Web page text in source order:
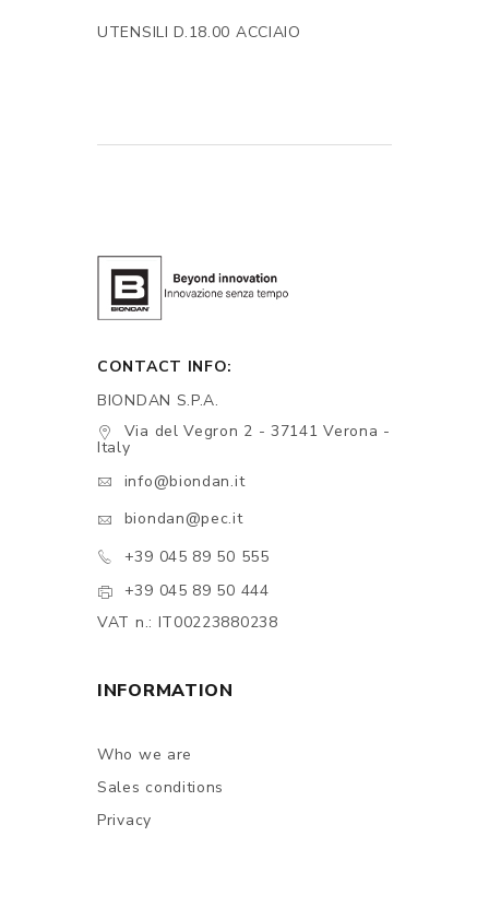
UTENSILI D.18.00 ACCIAIO
CONTACT INFO:
BIONDAN S.P.A.
Via del Vegron 2 - 37141 Verona -
Italy
info@biondan.it
biondan@pec.it
+39 045 89 50 555
+39 045 89 50 444
VAT n.: IT00223880238
INFORMATION
Who we are
Sales conditions
Privacy